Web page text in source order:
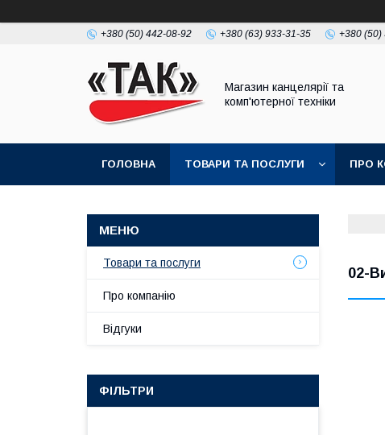
+380 (50) 442-08-92 +380 (63) 933-31-35 +380 (50)
Магазин канцелярії та
комп'ютерної техніки
ГОЛОВНА ТОВАРИ ТА ПОСЛУГИ ПРО
02-
Товари та послуги
Про компанію
Відгуки
ФІЛЬТРИ